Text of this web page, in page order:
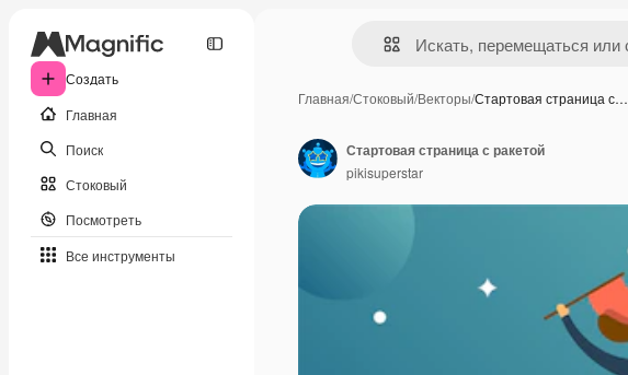
Создать
Главная
Поиск
Стоковый
Посмотреть
Все инструменты
Главная/Стоковый/Векторы/Стартовая страница с…
Стартовая страница с ракетой
pikisuperstar